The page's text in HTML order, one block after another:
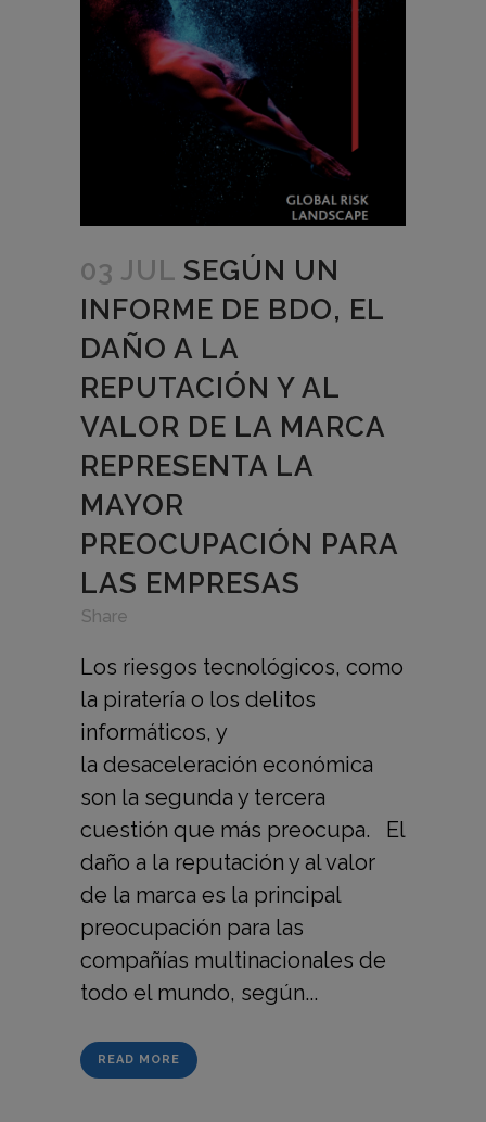
03 JUL SEGÚN UN
INFORME DE BDO, EL
DAÑO A LA
REPUTACIÓN Y AL
VALOR DE LA MARCA
REPRESENTA LA
MAYOR
PREOCUPACIÓN PARA
LAS EMPRESAS
Share
Los riesgos tecnológicos, como
la piratería o los delitos
informáticos, y
la desaceleración económica
son la segunda y tercera
cuestión que más preocupa. El
daño a la reputación y al valor
de la marca es la principal
preocupación para las
compañías multinacionales de
todo el mundo, según...
READ MORE